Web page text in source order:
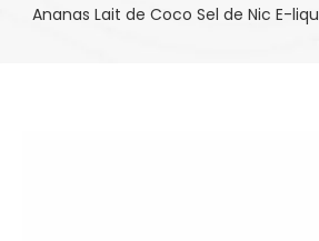
Ananas Lait de Coco Sel de Nic E-